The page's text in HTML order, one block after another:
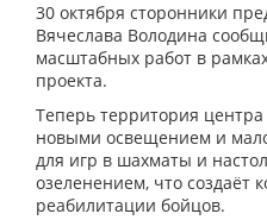
30 октября сторонники
Вячеслава Володина
масштабных работ в
проекта.
Теперь территория
новыми освещением и
для игр в шахматы и
озеленением, что создаёт
реабилитации бойцов.